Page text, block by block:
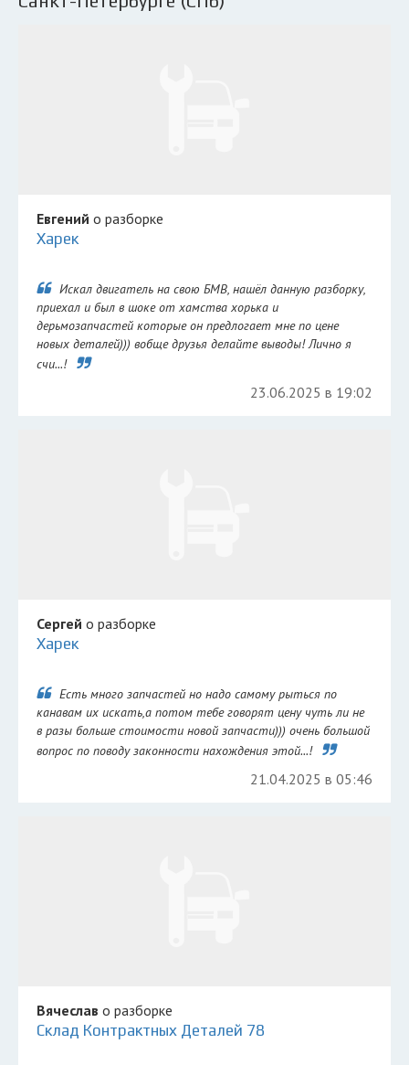
Евгений о разборке
Харек
Искал двигатель на свою БМВ, нашёл данную разборку,
приехал и был в шоке от хамства хорька и
дерьмозапчастей которые он предлогает мне по цене
новых деталей))) вобще друзья делайте выводы! Лично я
счи...!
23.06.2025 в 19:02
Сергей о разборке
Харек
Есть много запчастей но надо самому рыться по
канавам их искать,а потом тебе говорят цену чуть ли не
в разы больше стоимости новой запчасти))) очень большой
вопрос по поводу законности нахождения этой...!
21.04.2025 в 05:46
Вячеслав о разборке
Склад Контрактных Деталей 78